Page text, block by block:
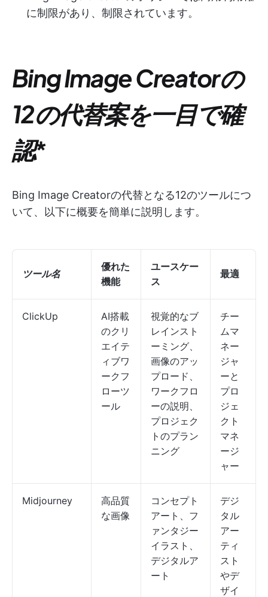
に制限があり、制限されています。
Bing Image Creatorの
12の代替案を一目で確
認*
Bing Image Creatorの代替となる12のツールにつ
いて、以下に概要を簡単に説明します。
ツール名
優れた
機能
ユースケー
ス
最適
ClickUp
AI搭載
のクリ
エイテ
ィブワ
ークフ
ローツ
ール
視覚的なブ
レインスト
ーミング、
画像のアッ
プロード、
ワークフロ
ーの説明、
プロジェク
トのプラン
ニング
チー
ムマ
ネー
ジャ
ーと
プロ
ジェ
クト
マネ
ージ
ャー
Midjourney
高品質
な画像
コンセプト
アート、フ
ァンタジー
イラスト、
デジタルア
ート
デジ
タル
アー
ティ
スト
やデ
ザイ